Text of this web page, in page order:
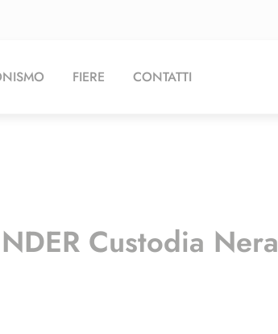
FIERE CONTATTI
Custodia Nera